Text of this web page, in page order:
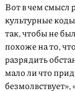
Вот в чем смысл
культурные
так, чтобы не
похоже на то,
разрядить
мало ли что